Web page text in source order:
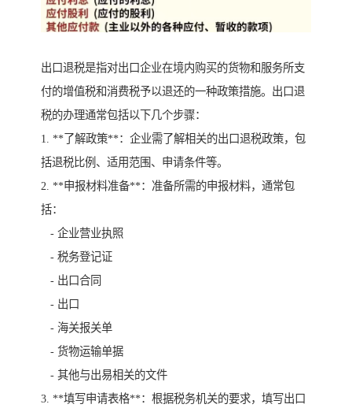
出口退税是指对出口企业在境内购买的货物和服务所支
付的增值税和消费税予以退还的一种政策措施。出口退
税的办理通常包括以下几个步骤：
1. **了解政策**：企业需了解相关的出口退税政策，包
括退税比例、适用范围、申请条件等。
2. **申报材料准备**：准备所需的申报材料，通常包
括：
- 企业营业执照
- 税务登记证
- 出口合同
- 出口
- 海关报关单
- 货物运输单据
- 其他与出易相关的文件
3. **填写申请表格**：根据税务机关的要求，填写出口